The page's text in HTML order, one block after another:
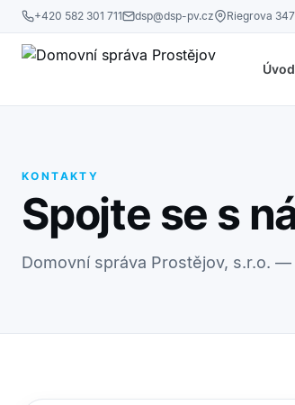
Přeskočit na obsah
+420 582 301 711 dsp@dsp-pv.cz Riegrova
Úvod
KONTAKTY
Spojte se s
Domovní správa Prostějov, s.r.o.